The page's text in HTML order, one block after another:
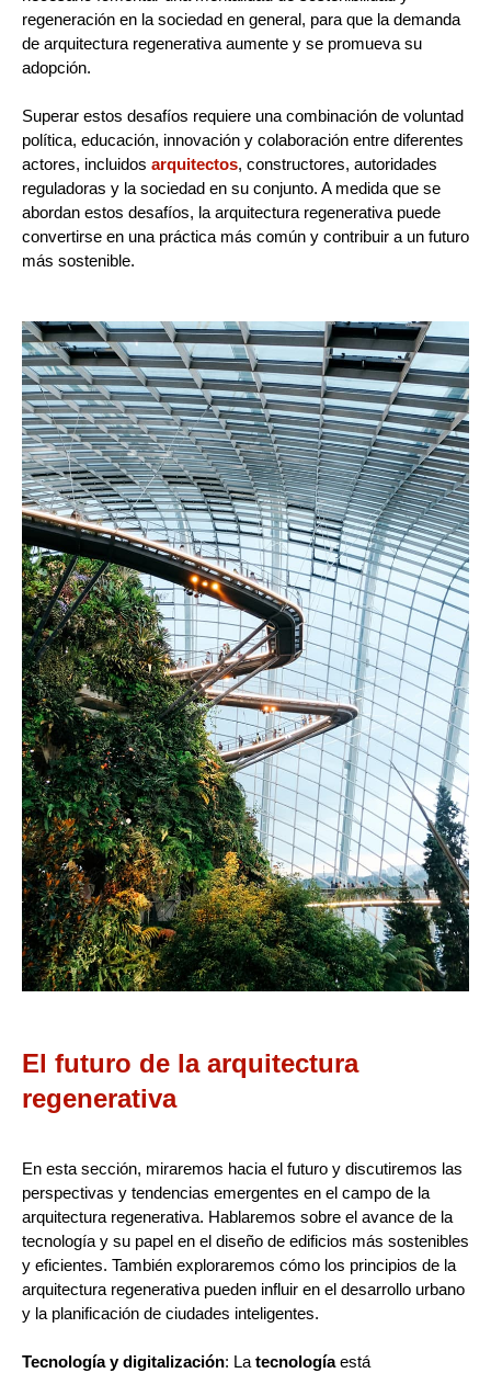
regeneración en la sociedad en general, para que la demanda
de arquitectura regenerativa aumente y se promueva su
adopción.
Superar estos desafíos requiere una combinación de voluntad
política, educación, innovación y colaboración entre diferentes
actores, incluidos arquitectos, constructores, autoridades
reguladoras y la sociedad en su conjunto. A medida que se
abordan estos desafíos, la arquitectura regenerativa puede
convertirse en una práctica más común y contribuir a un futuro
más sostenible.
El futuro de la arquitectura
regenerativa
En esta sección, miraremos hacia el futuro y discutiremos las
perspectivas y tendencias emergentes en el campo de la
arquitectura regenerativa. Hablaremos sobre el avance de la
tecnología y su papel en el diseño de edificios más sostenibles
y eficientes. También exploraremos cómo los principios de la
arquitectura regenerativa pueden influir en el desarrollo urbano
y la planificación de ciudades inteligentes.
Tecnología y digitalización: La tecnologíaestá